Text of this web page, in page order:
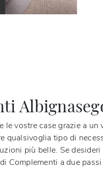
le vostre case grazie a
qualsivoglia tipo di
più belle. Se
Complementi a due